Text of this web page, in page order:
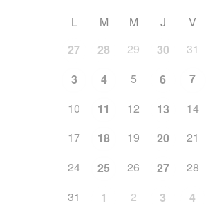
L M M J V
27
28 29 30 31
3
4 5 6 7
10
11 12 13 14
17
18 19 20 21
24
25 26 27 28
31
1 2 3 4